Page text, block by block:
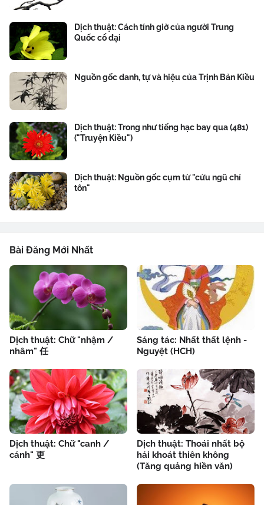
Dịch thuật: Cách tính giờ của người Trung
Quốc cổ đại
Nguồn gốc danh, tự và hiệu của Trịnh Bản Kiều
Dịch thuật: Trong như tiếng hạc bay qua (481)
("Truyện Kiều")
Dịch thuật: Nguồn gốc cụm từ "cửu ngũ chí
tôn"
Bài Đăng Mới Nhất
Dịch thuật: Chữ "nhậm /
nhâm" 任
Sáng tác: Nhất thất lệnh -
Nguyệt (HCH)
Dịch thuật: Chữ "canh /
cánh" 更
Dịch thuật: Thoái nhất bộ
hải khoát thiên không
(Tăng quảng hiền văn)